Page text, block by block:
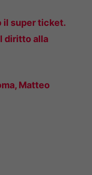
il super ticket.
diritto alla
Matteo